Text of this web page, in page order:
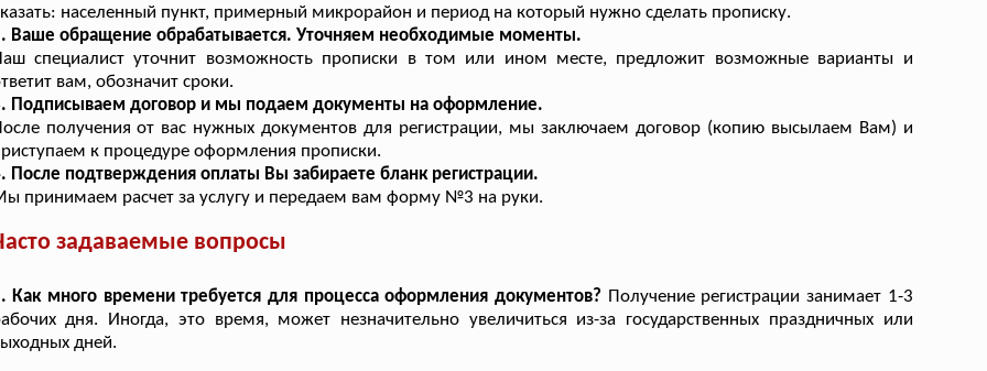
населенный пункт, примерный микрорайон и период на который нужно сделать прописку.
Ваше обращение обрабатывается. Уточняем необходимые моменты.
специалист уточнит возможность прописки в том или ином месте, предложит возможные варианты и
вам, обозначит сроки.
Подписываем договор и мы подаем документы на оформление.
получения от вас нужных документов для регистрации, мы заключаем договор (копию высылаем Вам) и
к процедуре оформления прописки.
После подтверждения оплаты Вы забираете бланк регистрации.
принимаем расчет за услугу и передаем вам форму №3 на руки.
задаваемые вопросы
Как много времени требуется для процесса оформления документов? Получение регистрации занимает 1-3
дня. Иногда, это время, может незначительно увеличиться из-за государственных праздничных или
дней.